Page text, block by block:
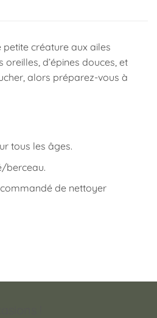
créature aux ailes
d’épines douces, et
alors préparez-vous à
tous les âges.
berceau.
de nettoyer